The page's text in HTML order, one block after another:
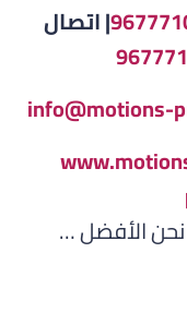
| اتصال
info@motions-
الأفضل …